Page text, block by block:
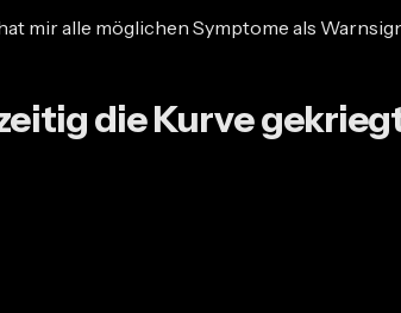
mir alle möglichen Symptome als
die Kurve